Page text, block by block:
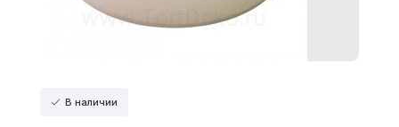
В наличии